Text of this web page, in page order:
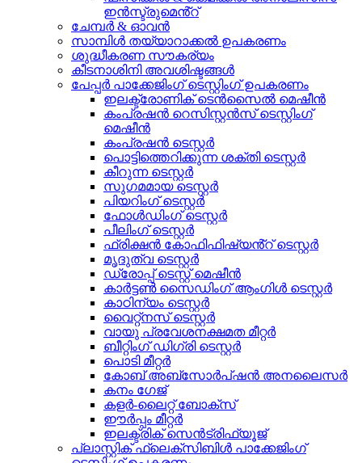
ഇൻസ്ട്രുമെൻ്റ്
ചേമ്പർ & ഓവൻ
സാമ്പിൾ തയ്യാറാക്കൽ ഉപകരണം
ശുദ്ധീകരണ സൗകര്യം
കീടനാശിനി അവശിഷ്ടങ്ങൾ
പേപ്പർ പാക്കേജിംഗ് ടെസ്റ്റിംഗ് ഉപകരണം
ഇലക്ട്രോണിക് ടെൻസൈൽ മെഷീൻ
കംപ്രഷൻ റെസിസ്റ്റൻസ് ടെസ്റ്റിംഗ്
മെഷീൻ
കംപ്രഷൻ ടെസ്റ്റർ
പൊട്ടിത്തെറിക്കുന്ന ശക്തി ടെസ്റ്റർ
കീറുന്ന ടെസ്റ്റർ
സുഗമമായ ടെസ്റ്റർ
പിയറിംഗ് ടെസ്റ്റർ
ഫോൾഡിംഗ് ടെസ്റ്റർ
പീലിംഗ് ടെസ്റ്റർ
ഫ്രിക്ഷൻ കോഫിഫിഷ്യൻ്റ് ടെസ്റ്റർ
മൃദുത്വ ടെസ്റ്റർ
ഡ്രോപ്പ് ടെസ്റ്റ് മെഷീൻ
കാർട്ടൺ സൈഡിംഗ് ആംഗിൾ ടെസ്റ്റർ
കാഠിന്യം ടെസ്റ്റർ
വൈറ്റ്നസ് ടെസ്റ്റർ
വായു പ്രവേശനക്ഷമത മീറ്റർ
ബീറ്റിംഗ് ഡിഗ്രി ടെസ്റ്റർ
പൊടി മീറ്റർ
കോബ് അബ്സോർപ്ഷൻ അനലൈസർ
കനം ഗേജ്
കളർ-ലൈറ്റ് ബോക്സ്
ഈർപ്പം മീറ്റർ
ഇലക്ട്രിക് സെൻട്രിഫ്യൂജ്
പ്ലാസ്റ്റിക് ഫ്ലെക്സിബിൾ പാക്കേജിംഗ്